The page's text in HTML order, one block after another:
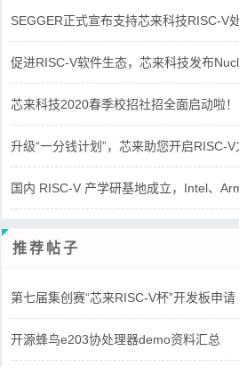
SEGGER正式宣布支持芯来科技RISC-V
促进RISC-V软件生态，芯来科技发布
芯来科技2020春季校招社招全面启动啦！
升级“一分钱计划”，芯来助您开启RISC-V
国内 RISC-V 产学研基地成立，Intel、
推荐帖子
第七届集创赛“芯来RISC-V杯”开发板申请
开源蜂鸟e203协处理器demo资料汇总